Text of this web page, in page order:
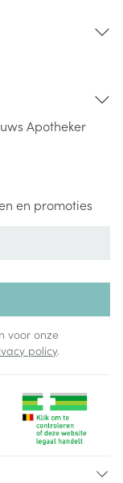
Apotheker
en promoties
voor onze
policy.